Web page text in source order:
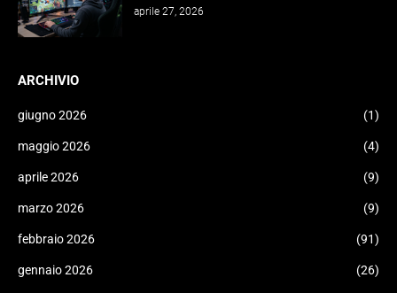
aprile 27, 2026
ARCHIVIO
giugno 2026 (1)
maggio 2026 (4)
aprile 2026 (9)
marzo 2026 (9)
febbraio 2026 (91)
gennaio 2026 (26)